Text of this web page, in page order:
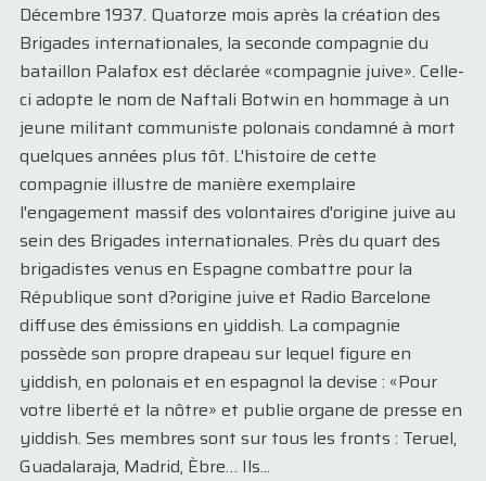
Décembre 1937. Quatorze mois après la création des
Brigades internationales, la seconde compagnie du
bataillon Palafox est déclarée «compagnie juive». Celle-
ci adopte le nom de Naftali Botwin en hommage à un
jeune militant communiste polonais condamné à mort
quelques années plus tôt. L'histoire de cette
compagnie illustre de manière exemplaire
l'engagement massif des volontaires d'origine juive au
sein des Brigades internationales. Près du quart des
brigadistes venus en Espagne combattre pour la
République sont d?origine juive et Radio Barcelone
diffuse des émissions en yiddish. La compagnie
possède son propre drapeau sur lequel figure en
yiddish, en polonais et en espagnol la devise : «Pour
votre liberté et la nôtre» et publie organe de presse en
yiddish. Ses membres sont sur tous les fronts : Teruel,
Guadalaraja, Madrid, Èbre… Ils...